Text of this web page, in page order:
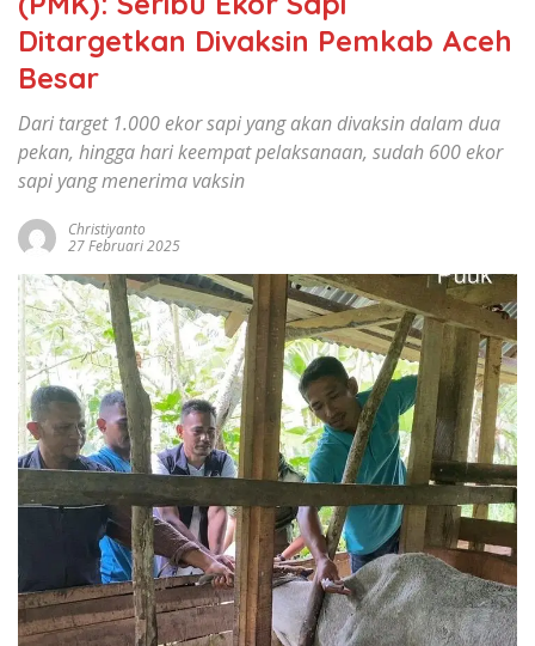
Ditargetkan Divaksin Pemkab Aceh
Besar
Dari target 1.000 ekor sapi yang akan divaksin dalam dua
pekan, hingga hari keempat pelaksanaan, sudah 600 ekor
sapi yang menerima vaksin
Christiyanto
27 Februari 2025